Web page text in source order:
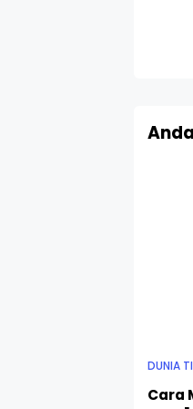
DUNIA
Cara